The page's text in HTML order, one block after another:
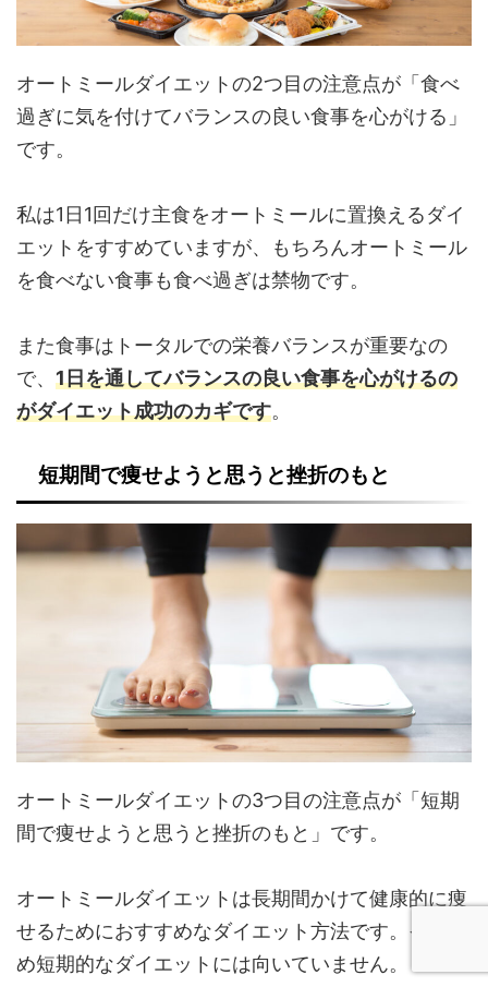
オートミールダイエットの2つ目の注意点が「食べ
過ぎに気を付けてバランスの良い食事を心がける」
です。
私は1日1回だけ主食をオートミールに置換えるダイ
エットをすすめていますが、もちろんオートミール
を食べない食事も食べ過ぎは禁物です。
また食事はトータルでの栄養バランスが重要なの
で、 1日を通してバランスの良い食事を心がけるの
がダイエット成功のカギです。
短期間で痩せようと思うと挫折のもと
オートミールダイエットの3つ目の注意点が「短期
間で痩せようと思うと挫折のもと」です。
オートミールダイエットは長期間かけて健康的に痩
せるためにおすすめなダイエット方法です。そのた
め短期的なダイエットには向いていません。